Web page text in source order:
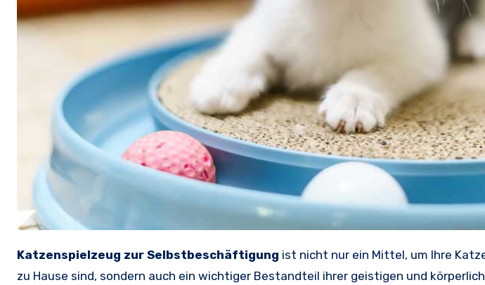
Katzenspielzeug zur Selbstbeschäftigung ist nicht nur ein Mittel, um Ihre
zu Hause sind, sondern auch ein wichtiger Bestandteil ihrer geistigen und